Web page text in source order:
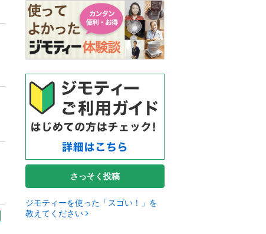
さっそく投稿
ジモティーを使った「スゴい！」を
教えてください